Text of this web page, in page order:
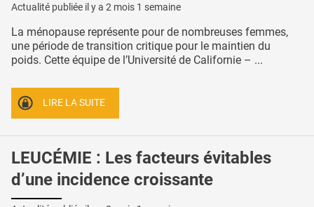
Actualité publiée il y a 2 mois 1 semaine
La ménopause représente pour de nombreuses femmes,
une période de transition critique pour le maintien du
poids. Cette équipe de l’Université de Californie – ...
LIRE LA SUITE
LEUCÉMIE : Les facteurs évitables
d’une incidence croissante